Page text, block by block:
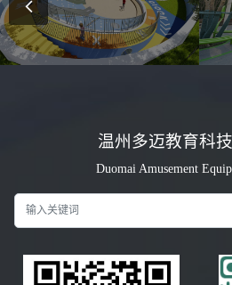
温州多迈教育科
Duomai Amusement